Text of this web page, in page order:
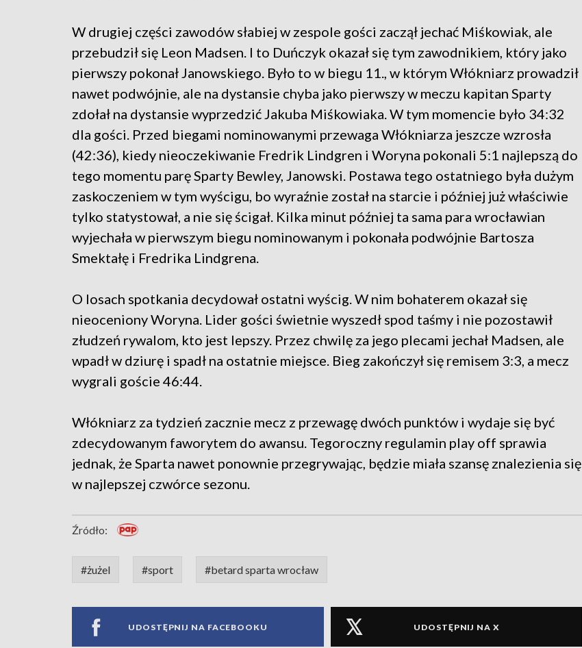
W drugiej części zawodów słabiej w zespole gości zaczął jechać Miśkowiak, ale
przebudził się Leon Madsen. I to Duńczyk okazał się tym zawodnikiem, który jako
pierwszy pokonał Janowskiego. Było to w biegu 11., w którym Włókniarz prowadził
nawet podwójnie, ale na dystansie chyba jako pierwszy w meczu kapitan Sparty
zdołał na dystansie wyprzedzić Jakuba Miśkowiaka. W tym momencie było 34:32
dla gości. Przed biegami nominowanymi przewaga Włókniarza jeszcze wzrosła
(42:36), kiedy nieoczekiwanie Fredrik Lindgren i Woryna pokonali 5:1 najlepszą do
tego momentu parę Sparty Bewley, Janowski. Postawa tego ostatniego była dużym
zaskoczeniem w tym wyścigu, bo wyraźnie został na starcie i później już właściwie
tylko statystował, a nie się ścigał. Kilka minut później ta sama para wrocławian
wyjechała w pierwszym biegu nominowanym i pokonała podwójnie Bartosza
Smektałę i Fredrika Lindgrena.
O losach spotkania decydował ostatni wyścig. W nim bohaterem okazał się
nieoceniony Woryna. Lider gości świetnie wyszedł spod taśmy i nie pozostawił
złudzeń rywalom, kto jest lepszy. Przez chwilę za jego plecami jechał Madsen, ale
wpadł w dziurę i spadł na ostatnie miejsce. Bieg zakończył się remisem 3:3, a mecz
wygrali goście 46:44.
Włókniarz za tydzień zacznie mecz z przewagę dwóch punktów i wydaje się być
zdecydowanym faworytem do awansu. Tegoroczny regulamin play off sprawia
jednak, że Sparta nawet ponownie przegrywając, będzie miała szansę znalezienia się
w najlepszej czwórce sezonu.
Źródło:
#żużel #sport #betard sparta wrocław
UDOSTĘPNIJ NA FACEBOOKU UDOSTĘPNIJ NA X